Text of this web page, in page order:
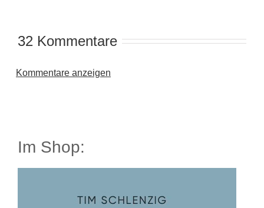
32 Kommentare
Kommentare anzeigen
Im Shop: